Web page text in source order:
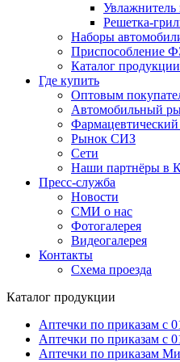
Увлажнитель
Решетка-
Наборы
Приспособление
Каталог
Где купить
Оптовым
Автомобильный
Рынок СИЗ
Сети
Наши партнёры в
Пресс-служба
Новости
СМИ о нас
Фотогалерея
Видеогалерея
Контакты
Схема проезда
Каталог продукции
Аптечки по приказам с
Аптечки по приказам с
Аптечки по приказам